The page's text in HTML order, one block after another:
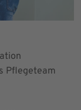
Pflegeteam